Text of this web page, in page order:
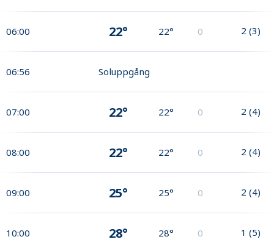
06:00 22° 22° 0 2 (3)
06:56 Soluppgång
07:00 22° 22° 0 2 (4)
08:00 22° 22° 0 2 (4)
09:00 25° 25° 0 2 (4)
10:00 28° 28° 0 1 (5)